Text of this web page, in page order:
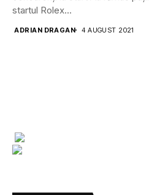
startul Rolex...
ADRIAN DRAGAN 4 AUGUST 2021